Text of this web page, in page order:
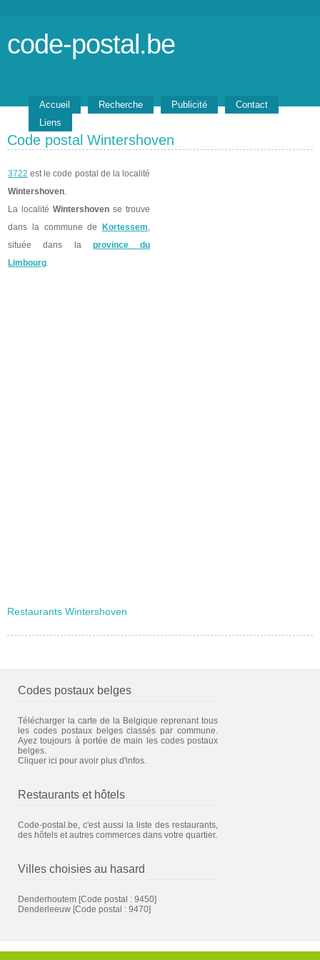
code-postal.be
Accueil Recherche Publicité
Contact
Liens
Code postal Wintershoven
3722 est le code postal de la localité
Wintershoven.
La localité Wintershoven se trouve
dans la commune de
Kortessem,
située dans la province du
Limbourg.
Restaurants Wintershoven
Codes postaux belges
Télécharger la carte de la Belgique reprenant tous
les codes postaux belges classés par commune.
Ayez toujours à portée de main les codes postaux
belges.
Cliquer ici pour avoir plus d'infos.
Restaurants et hôtels
Code-postal.be, c'est aussi la liste des restaurants,
des hôtels et autres commerces dans votre quartier.
Villes choisies au hasard
Denderhoutem [Code postal : 9450]
Denderleeuw [Code postal : 9470]